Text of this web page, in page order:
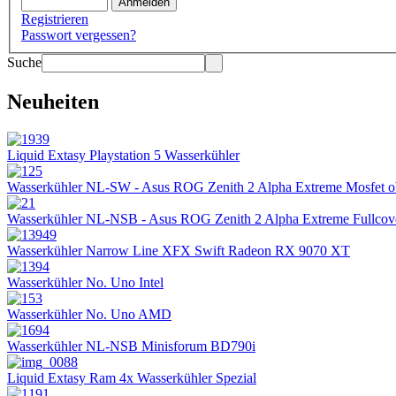
Registrieren
Passwort vergessen?
Suche
Neuheiten
Liquid Extasy Playstation 5 Wasserkühler
Wasserkühler NL-SW - Asus ROG Zenith 2 Alpha Extreme Mosfet
Wasserkühler NL-NSB - Asus ROG Zenith 2 Alpha Extreme
Wasserkühler Narrow Line XFX Swift Radeon RX 9070 XT
Wasserkühler No. Uno Intel
Wasserkühler No. Uno AMD
Wasserkühler NL-NSB Minisforum BD790i
Liquid Extasy Ram 4x Wasserkühler Spezial